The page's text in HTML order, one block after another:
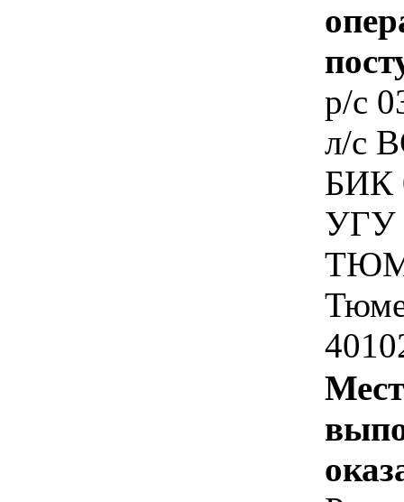
p/c
л/c
БИК
УГУ